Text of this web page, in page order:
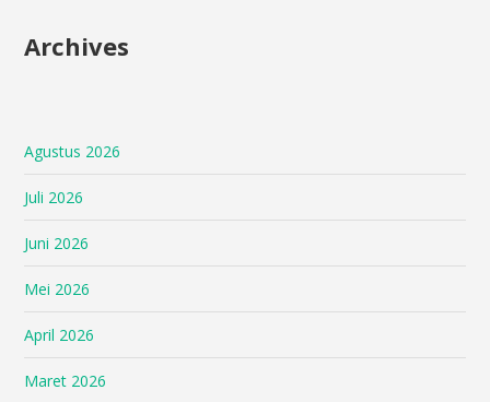
Archives
Agustus 2026
Juli 2026
Juni 2026
Mei 2026
April 2026
Maret 2026